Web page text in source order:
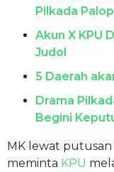
Pilkada
Akun X KPU
Judol
5 Daerah
Drama
Begini
MK lewat putusan
meminta KPU